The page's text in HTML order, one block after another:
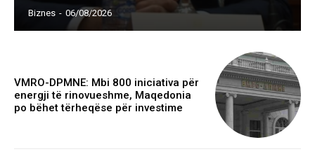
Biznes - 06/08/2026
VMRO-DPMNE: Mbi 800 iniciativa për
energji të rinovueshme, Maqedonia
po bëhet tërheqëse për investime